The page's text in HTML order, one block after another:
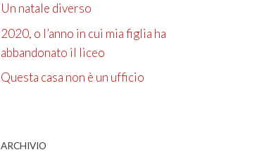
Un natale diverso
2020, o l’anno in cui mia figlia ha
abbandonato il liceo
Questa casa non è un ufficio
ARCHIVIO